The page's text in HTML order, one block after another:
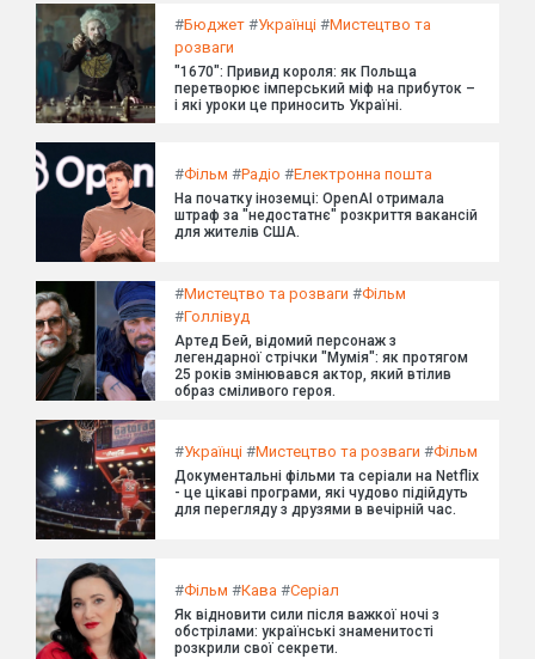
#Бюджет #Українці #Мистецтво та
розваги
"1670": Привид короля: як Польща
перетворює імперський міф на прибуток –
і які уроки це приносить Україні.
#Фільм #Радіо #Електронна пошта
На початку іноземці: OpenAI отримала
штраф за "недостатнє" розкриття вакансій
для жителів США.
#Мистецтво та розваги #Фільм
#Голлівуд
Артед Бей, відомий персонаж з
легендарної стрічки "Мумія": як протягом
25 років змінювався актор, який втілив
образ сміливого героя.
#Українці #Мистецтво та розваги #Фільм
Документальні фільми та серіали на Netflix
- це цікаві програми, які чудово підійдуть
для перегляду з друзями в вечірній час.
#Фільм #Кава #Серіал
Як відновити сили після важкої ночі з
обстрілами: українські знаменитості
розкрили свої секрети.